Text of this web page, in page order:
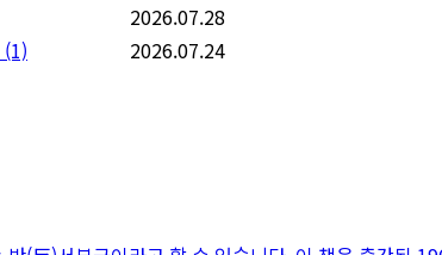
2026.07.28
(1)
2026.07.24